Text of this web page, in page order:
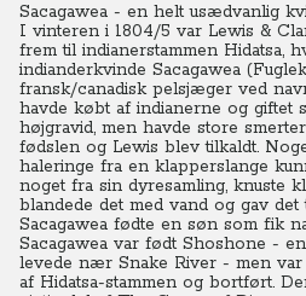
Sacagawea - en helt usædvanlig
I vinteren i 1804/5 var Lewis &
frem til indianerstammen Hidatsa,
indianderkvinde Sacagawea
fransk/canadisk pelsjæger ved
havde købt af indianerne og giftet
højgravid, men havde store
fødslen og Lewis blev tilkaldt.
haleringe fra en klapperslange
noget fra sin dyresamling, knuste
blandede det med vand og gav
Sacagawea fødte en søn som fik
Sacagawea var født Shoshone -
levede nær Snake River - men
af Hidatsa-stammen og bortført.